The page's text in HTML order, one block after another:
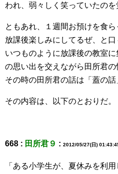
われ、弱々しく笑っていたのを
ともあれ、１週間お預けを食
放課後楽しみにしてるぜ、と口
いつものように放課後の教室
の思い出を交えながら田所君の
その時の田所君の話は「蓋の話
その内容は、以下のとおりだ。
668 : 田所君９ : 2012/05/27(日)
「ある小学生が、夏休みを利